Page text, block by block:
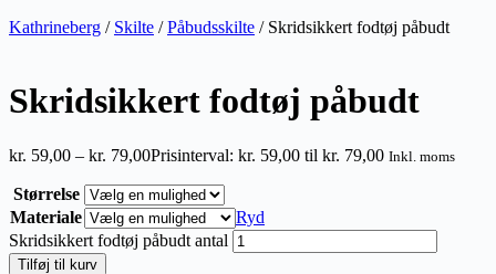
Kathrineberg / Skilte /Påbudsskilte / Skridsikkert fodtøj påbudt
Skridsikkert fodtøj påbudt
kr. 59,00 – kr. 79,00Prisinterval: kr. 59,00 til kr. 79,00 Inkl. moms
Størrelse
Materiale
Ryd
Skridsikkert fodtøj påbudt antal
Tilføj til kurv